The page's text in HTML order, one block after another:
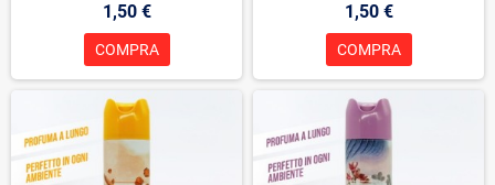
1,50 €
COMPRA
1,50 €
COMPRA